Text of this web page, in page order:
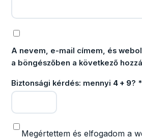
A nevem, e-mail címem, és
a böngészőben a következő
Biztonsági kérdés: mennyi 4 + 9? *
Megértettem és elfogadom a